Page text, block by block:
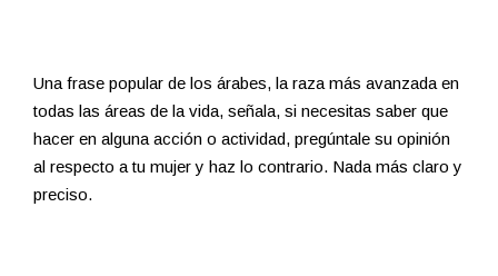
Una frase popular de los árabes, la raza más avanzada en
todas las áreas de la vida, señala, si necesitas saber que
hacer en alguna acción o actividad, pregúntale su opinión
al respecto a tu mujer y haz lo contrario. Nada más claro y
preciso.